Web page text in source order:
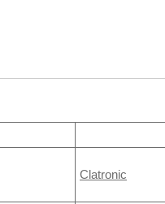
Clatronic